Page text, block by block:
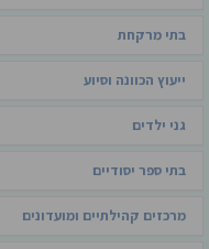
בתי מרקחת
ייעוץ הכוונה וסיוע
גני ילדים
בתי ספר יסודיים
מרכזים קהילתיים ומועדונים